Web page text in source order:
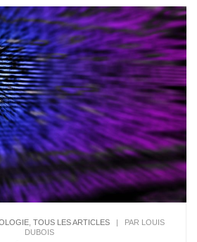
, TOUS LES ARTICLES
PAR LOUIS
DUBOIS